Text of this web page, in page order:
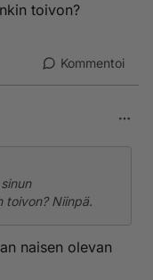
toivon?
Kommentoi
toivon? Niinpä.
naisen olevan